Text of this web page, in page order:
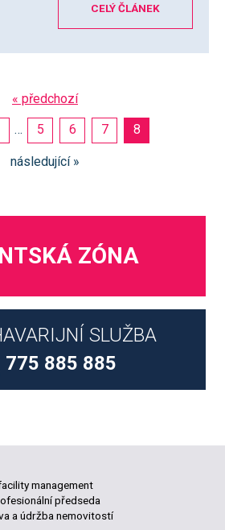
CELÝ ČLÁNEK
« předchozí
… 5 6 7 8
následující »
ZÓNA
SLUŽBA
775 885 885
management
předseda
a údržba nemovitostí